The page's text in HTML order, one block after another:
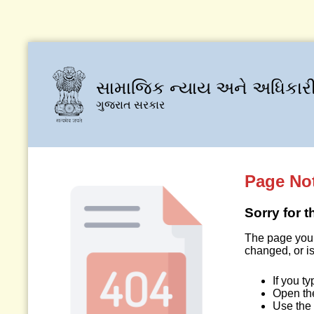
સામાજિક ન્યાય અને
ગુજરાત સરકાર
Page
Sorry for
The page
changed, or
If you
Open
Use